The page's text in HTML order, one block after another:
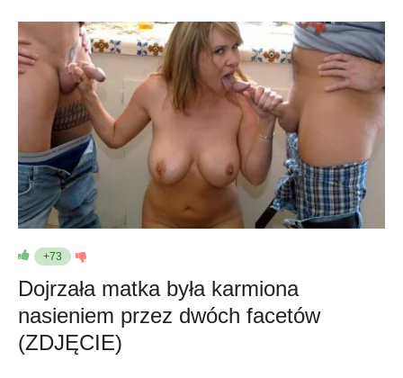
+73
Dojrzała matka była karmiona
nasieniem przez dwóch facetów
(ZDJĘCIE)